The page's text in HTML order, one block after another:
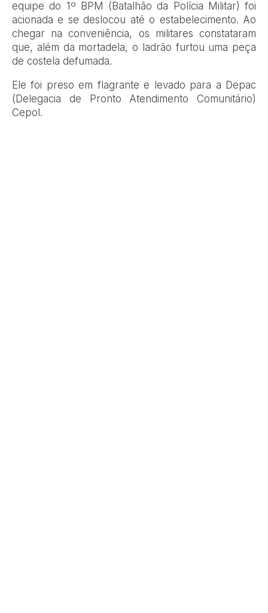
equipe do 1º BPM (Batalhão da Polícia Militar) foi
acionada e se deslocou até o estabelecimento. Ao
chegar na conveniência, os militares constataram
que, além da mortadela, o ladrão furtou uma peça
de costela defumada.
Ele foi preso em flagrante e levado para a Depac
(Delegacia de Pronto Atendimento Comunitário)
Cepol.